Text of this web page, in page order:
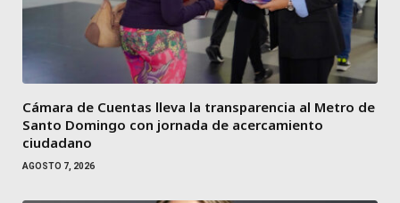
Cámara de Cuentas lleva la transparencia al Metro de
Santo Domingo con jornada de acercamiento
ciudadano
AGOSTO 7, 2026